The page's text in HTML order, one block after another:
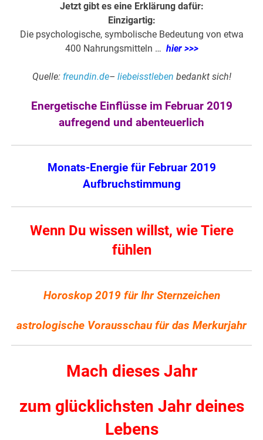
Jetzt gibt es eine Erklärung dafür:
Einzigartig:
Die psychologische, symbolische Bedeutung von etwa
400 Nahrungsmitteln … hier >>>
Quelle: freundin.de– liebeisstleben bedankt sich!
Energetische Einflüsse im Februar 2019
aufregend und abenteuerlich
Monats-Energie für Februar 2019
Aufbruchstimmung
Wenn Du wissen willst, wie Tiere
fühlen
Horoskop 2019 für Ihr Sternzeichen
astrologische Vorausschau für das Merkurjahr
Mach dieses Jahr
zum glücklichsten Jahr deines
Lebens